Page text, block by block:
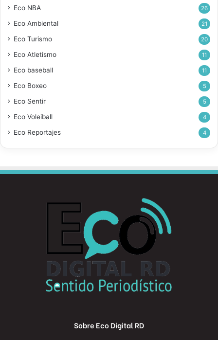
Eco NBA 26
Eco Ambiental 21
Eco Turismo 20
Eco Atletismo 11
Eco baseball 11
Eco Boxeo 5
Eco Sentir 5
Eco Voleiball 4
Eco Reportajes 4
Sobre Eco Digital RD